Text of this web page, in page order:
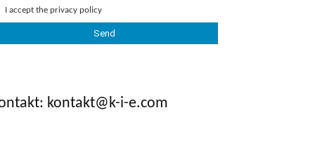
I accept the privacy policy
kontakt@k-i-e.com